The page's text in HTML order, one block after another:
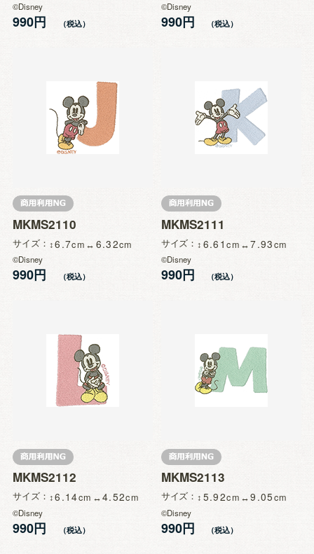
©Disney
990円
©Disney
990円
MKMS2110
サイズ 6.7 6.32
©Disney
990円
MKMS2111
サイズ 6.61 7.93
©Disney
990円
MKMS2112
サイズ 6.14 4.52
©Disney
990円
MKMS2113
サイズ 5.92 9.05
©Disney
990円